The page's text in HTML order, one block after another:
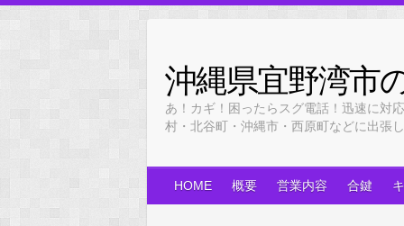
content
沖縄県宜野湾市
あ！カギ！困ったらスグ電話！迅速に対
村・北谷町・沖縄市・西原町などに出
HOME 概要 営業内容 合鍵